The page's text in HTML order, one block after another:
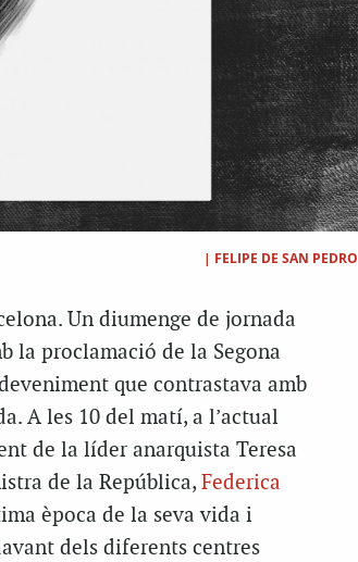
| FELIPE DE SAN PEDRO
Un diumenge de jornada
la proclamació de la Segona
que contrastava amb
A les 10 del matí, a l’actual
de la líder anarquista Teresa
de la República, Federica
època de la seva vida i
dels diferents centres